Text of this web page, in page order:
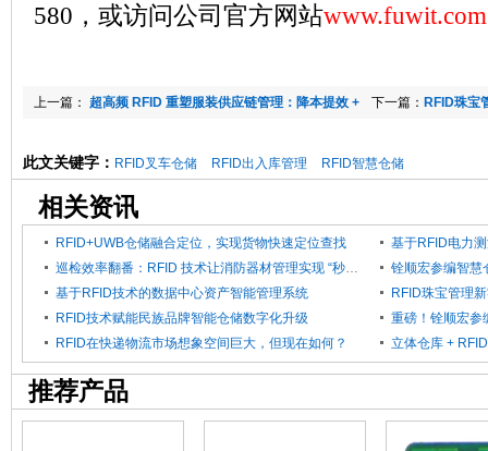
580，或访问公司官方网站
下一篇： RFID珠宝
上一篇： 超高频 RFID 重塑服装供应链管理：降本提效 +
此文关键字： RFID叉车仓储 RFID出入库管理 RFID智慧仓储
相关资讯
RFID+UWB仓储融合定位，实现货物快速定位查找
巡检效率翻番：RFID 技术让消防器材管理实现 “秒级响应”
基于RFID技术的数据中心资产智能管理系统
RFID珠宝管理
RFID技术赋能民族品牌智能仓储数字化升级
RFID在快递物流市场想象空间巨大，但现在如何？
推荐产品